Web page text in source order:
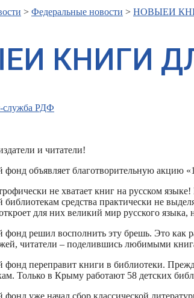
> Федеральные новости > НОВЫЕИ
КНИГИ
служба РДФ
и читатели!
фонд объявляет благотворительную акцию
не хватает книг на русском
библиотекам средства практически не
для них великий мир русского языка,
фонд решил восполнить эту брешь. Это как
читатели – поделившись любимыми
фонд переправит книги в библиотеки.
Только в Крыму работают 58 детских
фонд уже начал сбор классической